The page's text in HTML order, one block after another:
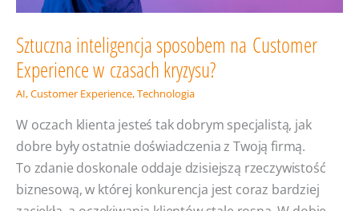
Sztuczna inteligencja sposobem na Customer
Experience w czasach kryzysu?
AI,Customer Experience,Technologia
W oczach klienta jesteś tak dobrym specjalistą, jak
dobre były ostatnie doświadczenia z Twoją firmą.
To zdanie doskonale oddaje dzisiejszą rzeczywistość
biznesową, w której konkurencja jest coraz bardziej